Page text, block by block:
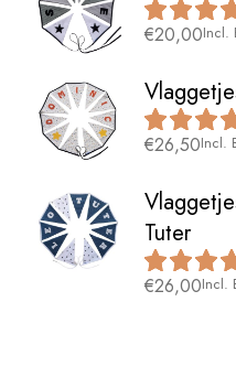
€20,00Incl.
€26,50Incl.
Tuter
€26,00Incl.